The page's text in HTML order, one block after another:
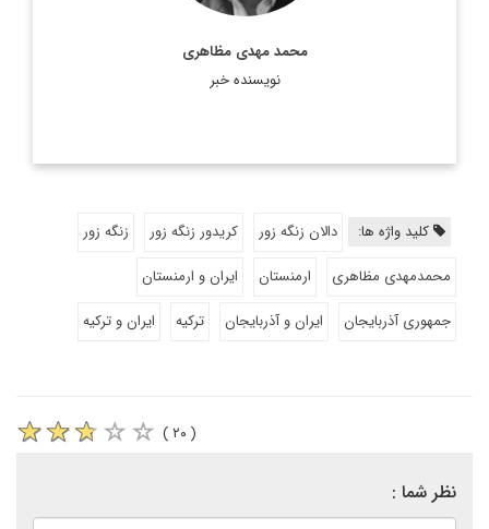
محمد مهدی مظاهری
نویسنده خبر
کلید واژه ها: دالان زنگه زور کریدور زنگه زور
زنگه زور
محمدمهدی مظاهری
ارمنستان
ایران و ارمنستان
جمهوری آذربایجان
ایران و آذربایجان ترکیه ایران و ترکیه
( ۲۰ )
نظر شما :